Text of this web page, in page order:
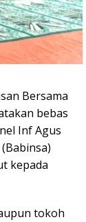
Bersama
bebas
Inf Agus
kepada
tokoh